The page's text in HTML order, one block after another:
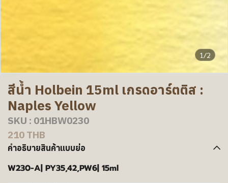
1/2
สีน้ำ Holbein 15ml เกรดอาร์ตติส :
Naples Yellow
SKU : 01HBW0230
210 THB
คำอธิบายสินค้าแบบย่อ
W230-A| PY35,42,PW6| 15ml